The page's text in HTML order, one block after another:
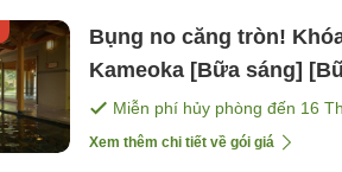
Bụng no căng tròn!
Kameoka [Bữa sáng]
Miễn phí hủy phòng đến 16
Xem thêm chi tiết về gói giá